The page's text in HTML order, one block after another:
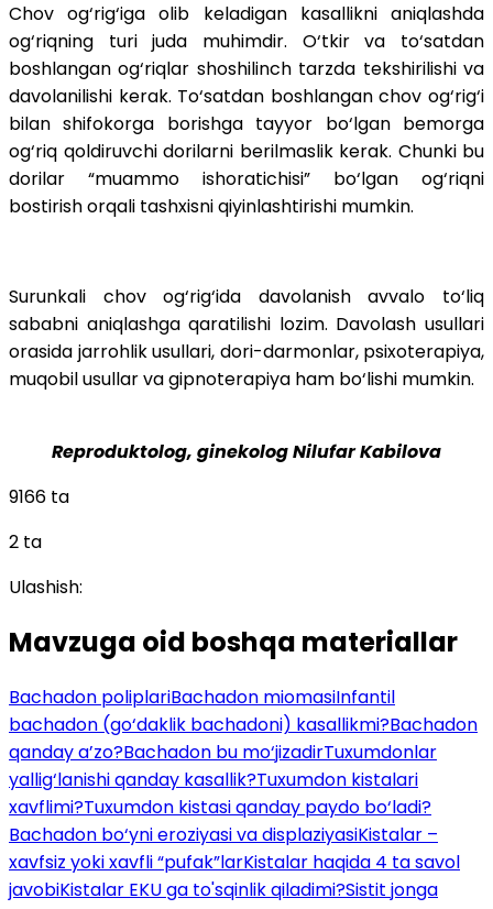
Chov og‘rig‘iga olib keladigan kasallikni aniqlashda
og‘riqning turi juda muhimdir. O‘tkir va to‘satdan
boshlangan og‘riqlar shoshilinch tarzda tekshirilishi va
davolanilishi kerak. To‘satdan boshlangan chov og‘rig‘i
bilan shifokorga borishga tayyor bo‘lgan bemorga
og‘riq qoldiruvchi dorilarni berilmaslik kerak. Chunki bu
dorilar “muammo ishoratichisi” bo‘lgan og‘riqni
bostirish orqali tashxisni qiyinlashtirishi mumkin.
Surunkali chov og‘rig‘ida davolanish avvalo to‘liq
sababni aniqlashga qaratilishi lozim. Davolash usullari
orasida jarrohlik usullari, dori-darmonlar, psixoterapiya,
muqobil usullar va gipnoterapiya ham bo‘lishi mumkin.
Reproduktolog, ginekolog Nilufar Kabilova
9166 ta
2 ta
Ulashish:
Mavzuga oid boshqa materiallar
Bachadon poliplariBachadon miomasiInfantil
bachadon (go‘daklik bachadoni) kasallikmi?Bachadon
qanday a’zo?Bachadon bu mo‘jizadirTuxumdonlar
yallig‘lanishi qanday kasallik?Tuxumdon kistalari
xavflimi?Tuxumdon kistasi qanday paydo bo‘ladi?
Bachadon bo‘yni eroziyasi va displaziyasiKistalar –
xavfsiz yoki xavfli “pufak”larKistalar haqida 4 ta savol
javobiKistalar EKU ga to'sqinlik qiladimi?Sistit jonga